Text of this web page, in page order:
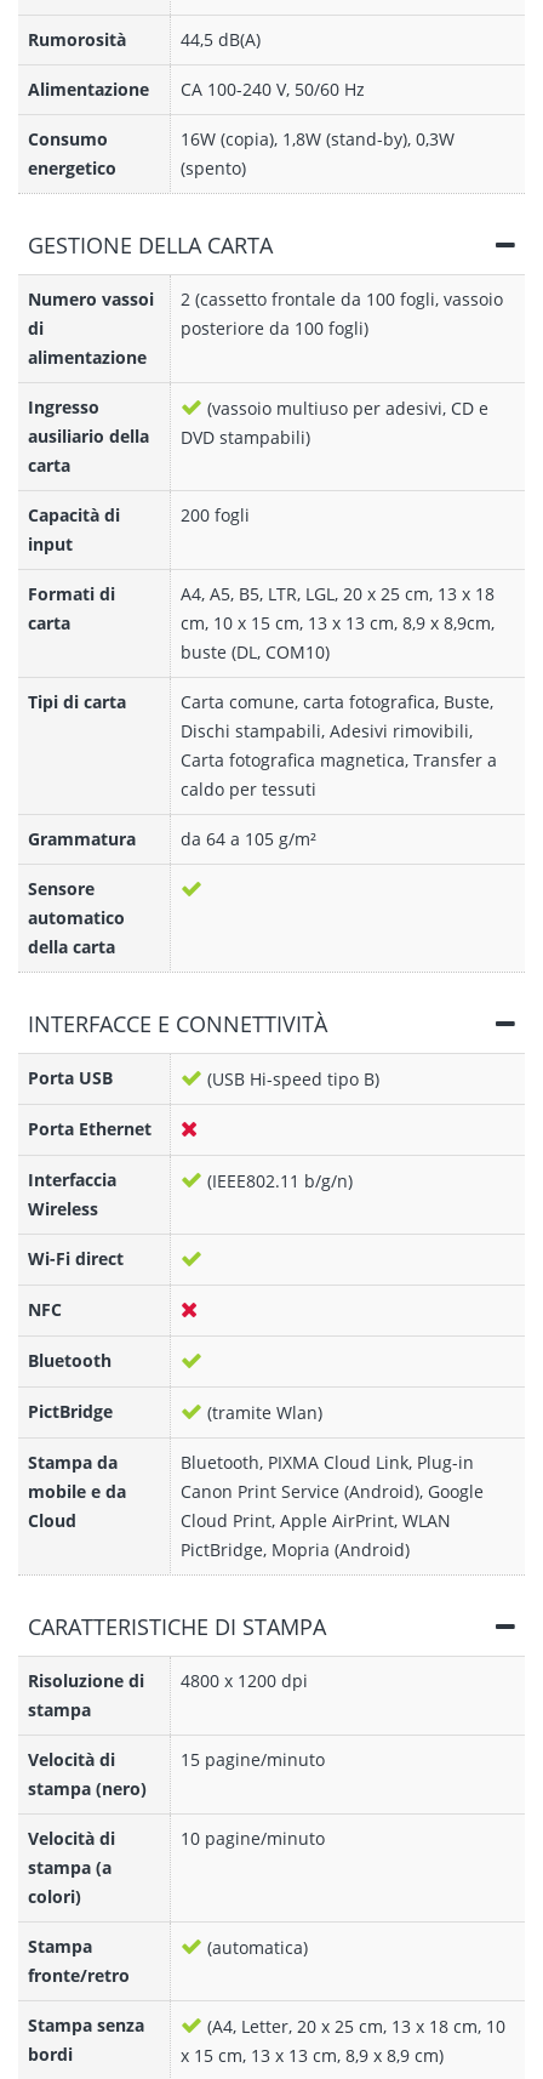
Rumorosità 44,5 dB(A)
Alimentazione CA 100-240 V, 50/60 Hz
Consumo
energetico
16W (copia), 1,8W (stand-by), 0,3W
(spento)
GESTIONE DELLA CARTA
Numero vassoi
di
alimentazione
2 (cassetto frontale da 100 fogli, vassoio
posteriore da 100 fogli)
Ingresso
ausiliario della
carta
(vassoio multiuso per adesivi, CD e
DVD stampabili)
Capacità di
input
200 fogli
Formati di
carta
A4, A5, B5, LTR, LGL, 20 x 25 cm, 13 x 18
cm, 10 x 15 cm, 13 x 13 cm, 8,9 x 8,9cm,
buste (DL, COM10)
Tipi di carta
Carta comune, carta fotografica, Buste,
Dischi stampabili, Adesivi rimovibili,
Carta fotografica magnetica, Transfer a
caldo per tessuti
Grammatura da 64 a 105 g/m²
Sensore
automatico
della carta
INTERFACCE E CONNETTIVITÀ
Porta USB (USB Hi-speed tipo B)
Porta Ethernet
Interfaccia
Wireless
(IEEE802.11 b/g/n)
Wi-Fi direct
NFC
Bluetooth
PictBridge (tramite Wlan)
Stampa da
mobile e da
Cloud
Bluetooth, PIXMA Cloud Link, Plug-in
Canon Print Service (Android), Google
Cloud Print, Apple AirPrint, WLAN
PictBridge, Mopria (Android)
CARATTERISTICHE DI STAMPA
Risoluzione di
stampa
4800 x 1200 dpi
Velocità di
stampa (nero)
15 pagine/minuto
Velocità di
stampa (a
colori)
10 pagine/minuto
Stampa
fronte/retro
(automatica)
Stampa senza
bordi
(A4, Letter, 20 x 25 cm, 13 x 18 cm, 10
x 15 cm, 13 x 13 cm, 8,9 x 8,9 cm)